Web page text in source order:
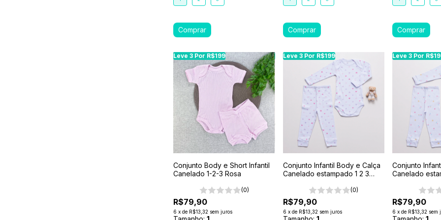
Leve 3 Por R$199
Leve 3 Por R$199 Leve 3 Por R$199
Conjunto Body e Short Infantil
Canelado 1-2-3 Rosa
(0)
R$79,90
6 xde R$13,32 sem juros
Leve 3 Por R$199
Leve 3 Por R$199 Leve 3 Por R$199
Conjunto Infantil Body e Calça
Canelado estampado 1 2 3
(0)
R$79,90
6 x de R$13,32 sem juros
Leve 3 Por
Leve 3 Por
Conjunto
Canelado
R$79,90
6 xde R$13,32 sem